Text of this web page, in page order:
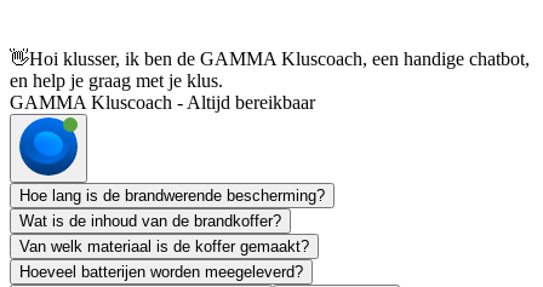
👋Hoi klusser, ik ben de GAMMA Kluscoach, een handige chatbot,
en help je graag met je klus.
GAMMA Kluscoach - Altijd bereikbaar
Hoe lang is de brandwerende bescherming?
Wat is de inhoud van de brandkoffer?
Van welk materiaal is de koffer gemaakt?
Hoeveel batterijen worden meegeleverd?